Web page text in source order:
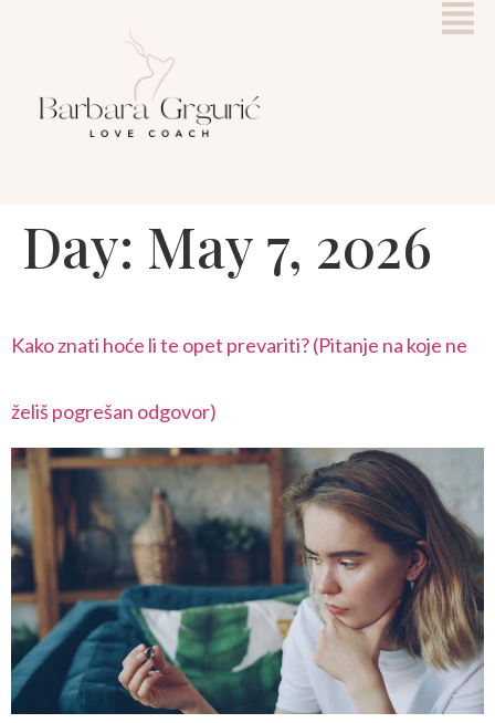
Day: May 7, 2026
Kako znati hoće li te opet prevariti? (Pitanje na koje ne
želiš pogrešan odgovor)